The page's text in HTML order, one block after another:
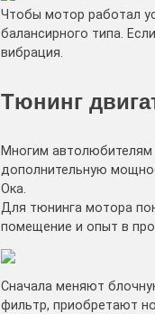
Чтобы мотор работал
балансирного типа.
вибрация.
Тюнинг
Многим
дополнительную
Ока.
Для тюнинга мотора
помещение и опыт в
Сначала меняют
фильтр, приобретают